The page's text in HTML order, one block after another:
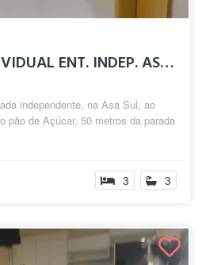
ALUGO SUÍTE INDIVIDUAL ENT. INDEP. ASA S...
independente, na Asa Sul, ao
pão de Açúcar, 50 metros da parada
3 3